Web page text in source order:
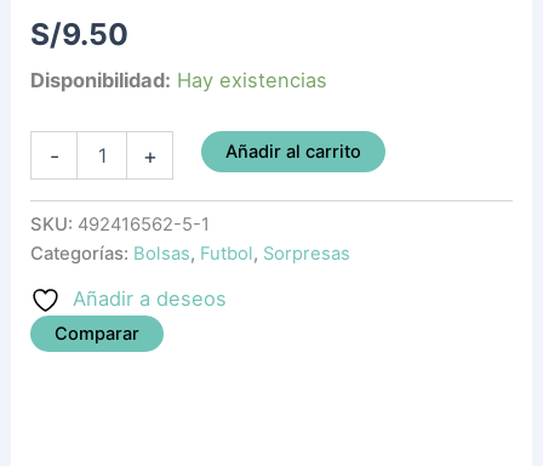
S/9.50
Disponibilidad: Hay existencias
- + Añadir al carrito
SKU: 492416562-5-1
Categorías: Bolsas, Futbol, Sorpresas
Añadir a deseos
Comparar